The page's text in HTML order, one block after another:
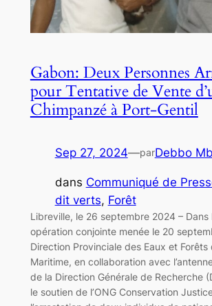
Gabon: Deux Personnes
pour Tentative de Vente
Chimpanzé à Port-Gentil
Sep 27, 2024—parDebbo
dans Communiqué de
dit verts, Forêt
Libreville, le 26 septembre 2024 – Dans
opération conjointe menée le 20
Direction Provinciale des Eaux et Forêts
Maritime, en collaboration avec
de la Direction Générale de Recherche
le soutien de l’ONG Conservation